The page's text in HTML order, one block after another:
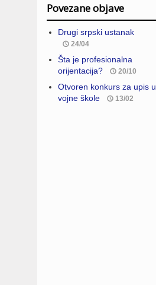
Povezane objave
Drugi srpski ustanak
24/04
Šta je profesionalna
orijentacija?
20/10
Otvoren konkurs za upis u
vojne škole
13/02